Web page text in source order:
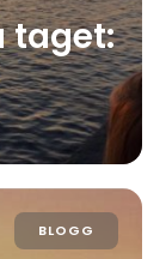
taget:
BLOGG